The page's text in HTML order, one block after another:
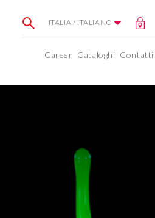
ITALIA / ITALIANO
Career Cataloghi Contatti